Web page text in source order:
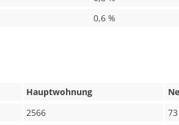
0,6 %
Hauptwohnung
2566 73